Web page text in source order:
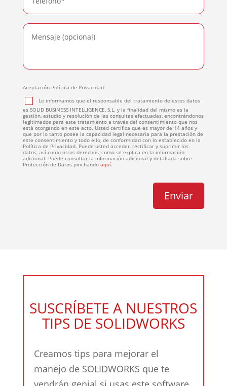
Aceptación Política de Privacidad
Le informamos que el responsable del tratamiento de estos datos
es SOLID BUSINESS INTELLIGENCE, S.L. y la finalidad del mismo es la
gestión, estudio y resolución de las consultas efectuadas, encontrándonos
legitimados para este tratamiento a través del consentimiento que nos
está otorgando en este acto. Usted certifica que es mayor de 14 años y
que por lo tanto posee la capacidad legal necesaria para la prestación de
este consentimiento y todo ello, de conformidad con lo establecido en la
Política de Privacidad. Puede usted acceder, rectificar y suprimir los
datos, así como otros derechos, como se explica en la información
adicional. Puede consultar la información adicional y detallada sobre
Protección de Datos pinchando aquí.
SUSCRÍBETE A NUESTROS
TIPS DE SOLIDWORKS
Creamos tips para mejorar el
manejo de SOLIDWORKS que te